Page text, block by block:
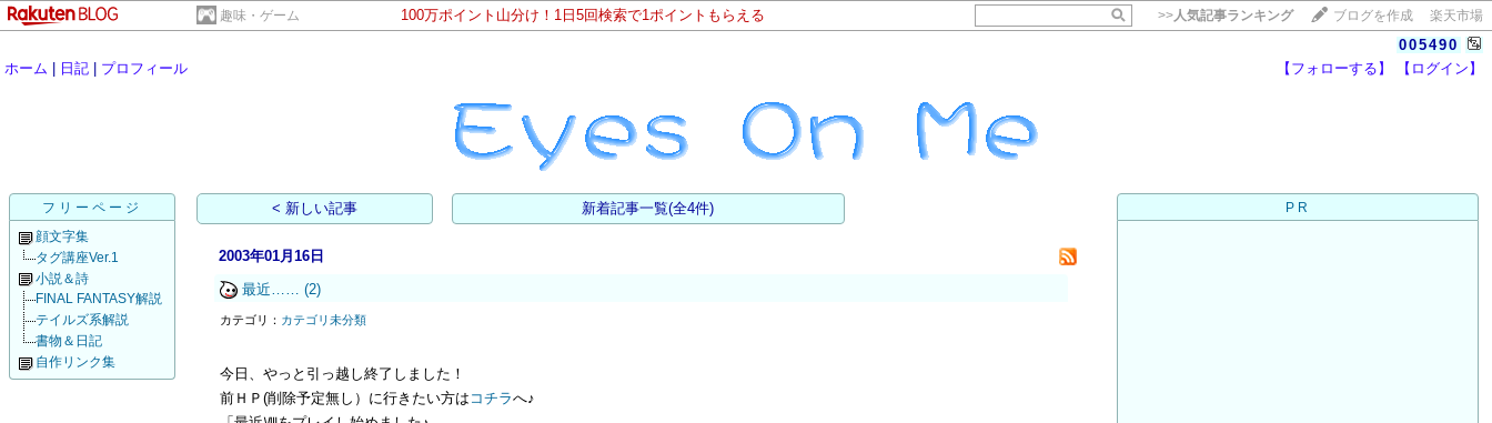
趣味・ゲーム 100万ポイント山分け！1日5回検索で1ポイントもらえる >>人気記事ランキング ブログを作成 楽天市場
いいね! --/--
005490
ホーム
日記 プロフィール 【フォローする】 【ログイン】
フリーページ
顔文字集
タグ講座Ver.1
小説＆詩
FINAL FANTASY解説
テイルズ系解説
書物＆日記
自作リンク集
< 新しい記事 新着記事一覧(全4件)
2003年01月16日
最近…… (2)
カテゴリ： カテゴリ未分類
今日、やっと引っ越し終了しました！
前ＨＰ(削除予定無し）に行きたい方は コチラへ♪
PR